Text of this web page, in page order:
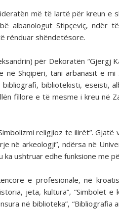
më të lartë për kreun e
albanologut Stipçeviç, ndër
rënduar shëndetësore.
për Dekoratën “Gjergj
në Shqipëri, tani arbanasit e
bibliotekisti, eseisti,
fillore e të mesme i kreu në
religjioz te ilirët”. Gjatë
në arkeologji”, ndërsa në
ushtruar edhe funksione me
e profesionale, në
jeta, kultura”, “Simbolet e
në biblioteka”, “Bibliografia